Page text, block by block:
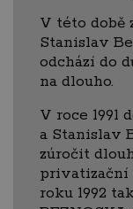
V této době
Stanislav
odchází do
na dlouho.
V roce
a Stanislav
zúročit
privatizační
roku 1992